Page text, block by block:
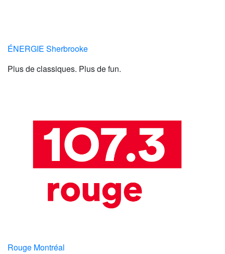
ÉNERGIE Sherbrooke
Plus de classiques. Plus de fun.
Rouge Montréal